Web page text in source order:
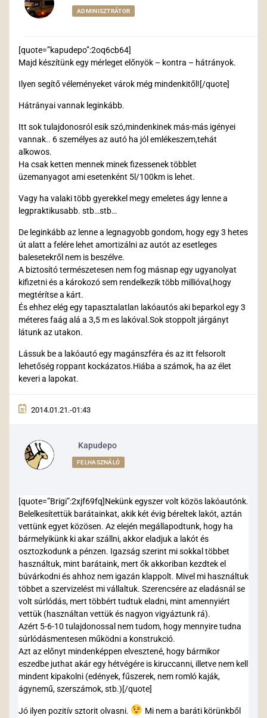
ADMINISZTRÁTOR
[quote=”kapudepo”:2oq6cb64]
Majd készítünk egy mérleget előnyök – kontra – hátrányok.
Ilyen segítő véleményeket várok még mindenkitől![/quote]
Hátrányai vannak leginkább.
Itt sok tulajdonosról esik szó,mindenkinek más-más igényei
vannak.. 6 személyes az autó ha jól emlékeszem,tehát
alkowos.
Ha csak ketten mennek minek fizessenek többlet
üzemanyagot ami esetenként 5l/100km is lehet.
Vagy ha valaki több gyerekkel megy emeletes ágy lenne a
legpraktikusabb. stb…stb…
De leginkább az lenne a legnagyobb gondom, hogy egy 3 hetes
út alatt a felére lehet amortizálni az autót az esetleges
balesetekről nem is beszélve.
A biztosító természetesen nem fog másnap egy ugyanolyat
kifizetni és a károkozó sem rendelkezik több millióval,hogy
megtérítse a kárt.
És ehhez elég egy tapasztalatlan lakóautós aki beparkol egy 3
méteres faág alá a 3,5 m es lakóval.Sok stoppolt járgányt
látunk az utakon.
Lássuk be a lakóautó egy magánszféra és az itt felsorolt
lehetőség roppant kockázatos.Hiába a számok, ha az élet
keveri a lapokat.
2014.01.21.-01:43
Kapudepo
FELHASZNÁLÓ
[quote=”Brigi”:2xjf69fq]Nekünk egyszer volt közös lakóautónk.
Belelkesítettük barátainkat, akik két évig béreltek lakót, aztán
vettünk egyet közösen. Az elején megállapodtunk, hogy ha
bármelyikünk ki akar szállni, akkor eladjuk a lakót és
osztozkodunk a pénzen. Igazság szerint mi sokkal többet
használtuk, mint barátaink, mert ők akkoriban kezdtek el
búvárkodni és ahhoz nem igazán klappolt. Mivel mi használtuk
többet a szervizelést mi vállaltuk. Szerencsére az eladásnál se
volt súrlódás, mert többért tudtuk eladni, mint amennyiért
vettük (használtan vettük és nagyon vigyáztunk rá).
Azért 5-6-10 tulajdonossal nem tudom, hogy mennyire tudna
súrlódásmentesen működni a konstrukció.
Azt az előnyt mindenképpen elvesztené, hogy bármikor
eszedbe juthat akár egy hétvégére is kiruccanni, illetve nem kell
mindent kipakolni (edények, fűszerek, nem romló kaják,
ágynemű, szerszámok, stb.)[/quote]
Jó ilyen pozitív sztorit olvasni.
Mi nem a baráti körünkből